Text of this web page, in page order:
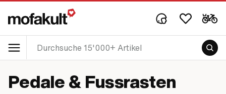
Pedale & Fussrasten